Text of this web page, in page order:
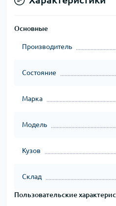
Основные
Производитель
Состояние
Марка
Модель
Кузов
Склад
Пользовательские